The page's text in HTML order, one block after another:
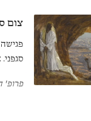
צום
פרופ'